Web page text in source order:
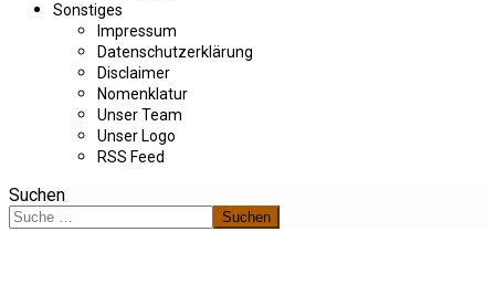
Sonstiges
Impressum
Datenschutzerklärung
Disclaimer
Nomenklatur
Unser Team
Unser Logo
RSS Feed
Suchen
Suchen